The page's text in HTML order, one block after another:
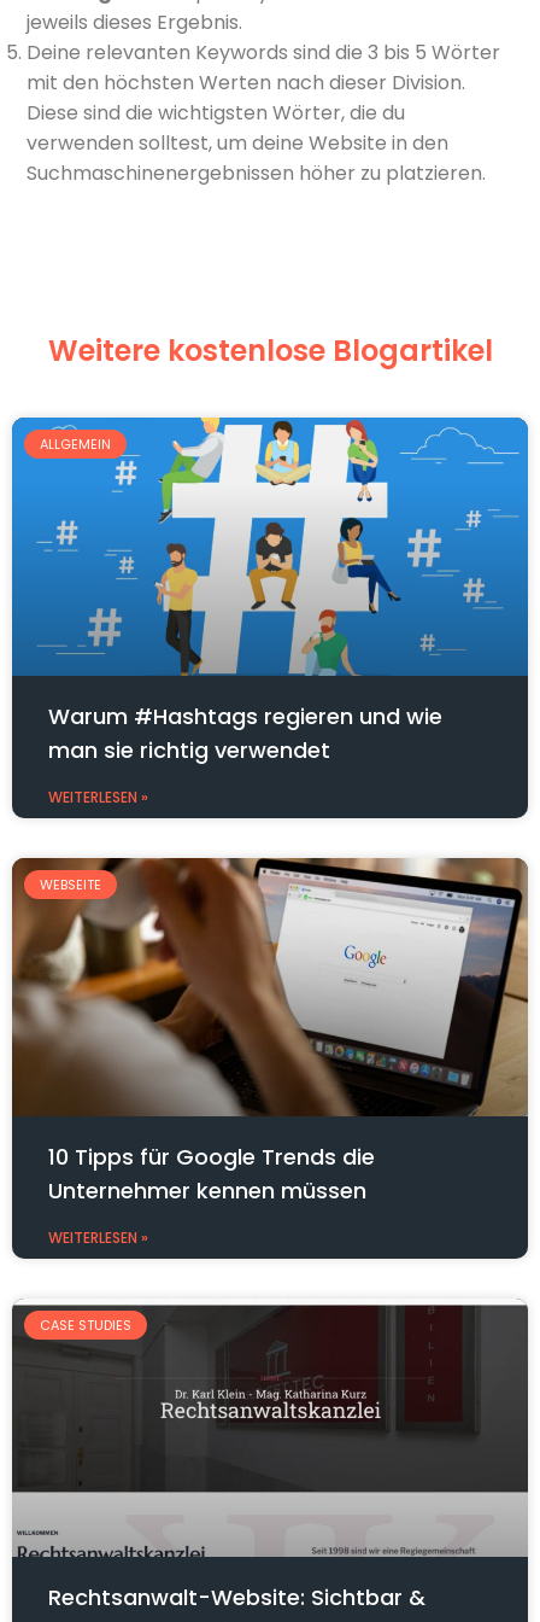
jeweils dieses Ergebnis.
Deine relevanten Keywords sind die 3 bis 5 Wörter
mit den höchsten Werten nach dieser Division.
Diese sind die wichtigsten Wörter, die du
verwenden solltest, um deine Website in den
Suchmaschinenergebnissen höher zu platzieren.
Weitere kostenlose Blogartikel
ALLGEMEIN
Warum #Hashtags regieren und wie
man sie richtig verwendet
WEITERLESEN »
WEBSEITE
10 Tipps für Google Trends die
Unternehmer kennen müssen
WEITERLESEN »
CASE STUDIES
Rechtsanwalt-Website: Sichtbar &